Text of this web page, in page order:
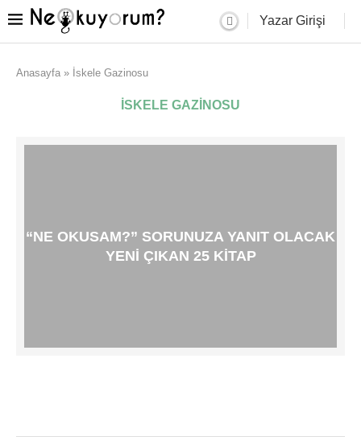
Yazar Girişi
Anasayfa » İskele Gazinosu
İSKELE GAZINOSU
“NE OKUSAM?” SORUNUZA YANIT OLACAK
YENI ÇIKAN 25 KITAP